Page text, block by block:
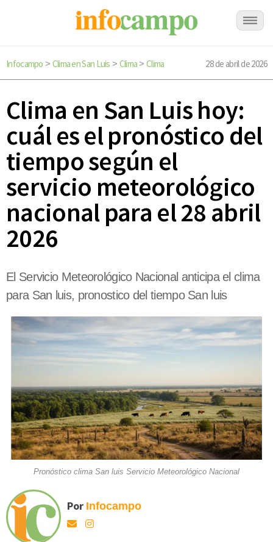
Infocampo > Clima en San Luis > Clima>Clima 28 de abril de 2026
Clima en San Luis hoy:
cuál es el pronóstico del
tiempo según el
servicio meteorológico
nacional para el 28 abril
2026
El Servicio Meteorológico Nacional anticipa el clima
para San luis, pronostico del tiempo San luis
Pronóstico clima San luis Servicio Meteorológico Nacional
Por Infocampo